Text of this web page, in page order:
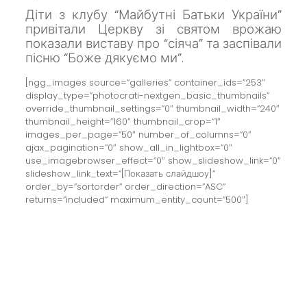
Діти з клубу “Майбутні Батьки України”
привітали Церкву зі святом врожаю
показали виставу про “сіяча” та заспівали
пісню “Боже дякуємо ми”.
[ngg_images source=”galleries” container_ids=”253″
display_type=”photocrati-nextgen_basic_thumbnails”
override_thumbnail_settings=”0″ thumbnail_width=”240″
thumbnail_height=”160″ thumbnail_crop=”1″
images_per_page=”50″ number_of_columns=”0″
ajax_pagination=”0″ show_all_in_lightbox=”0″
use_imagebrowser_effect=”0″ show_slideshow_link=”0″
slideshow_link_text=”[Показать слайдшоу]”
order_by=”sortorder” order_direction=”ASC”
returns=”included” maximum_entity_count=”500″]